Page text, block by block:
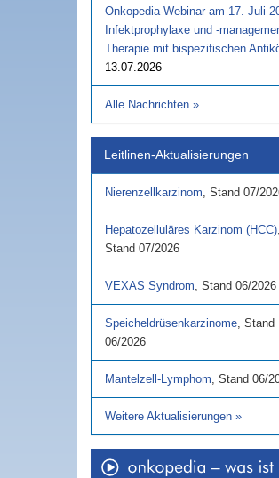
Onkopedia-Webinar am 17. Juli
Infektprophylaxe und -
Therapie mit bispezifischen
13.07.2026
Alle Nachrichten »
Leitlinen-Aktualisierungen
Nierenzellkarzinom, Stand 07/
Hepatozelluläres Karzinom (HCC),
Stand 07/2026
VEXAS Syndrom, Stand 06/2026
Speicheldrüsenkarzinome, Stand
06/2026
Mantelzell-Lymphom, Stand 06/
Weitere Aktualisierungen »